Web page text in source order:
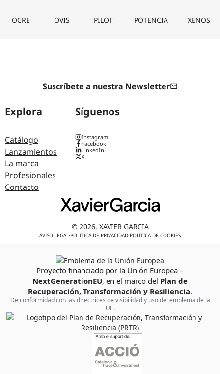
OCRE OVIS PILOT POTENCIA XENOS
Suscríbete a nuestra Newsletter
Explora
Catálogo
Lanzamientos
La marca
Profesionales
Contacto
Síguenos
Instagram
Facebook
LinkedIn
X
© 2026, XAVIER GARCIA
AVISO LEGAL ·POLÍTICA DE PRIVACIDAD·POLÍTICA DE COOKIES
Emblema de la Unión Europea
Proyecto financiado por la Unión Europea –
NextGenerationEU, en el marco del Plan de
Recuperación, Transformación y Resiliencia.
De conformidad con las directrices de visibilidad y uso del emblema de la
UE.
Logotipo del Plan de Recuperación, Transformación y Resiliencia